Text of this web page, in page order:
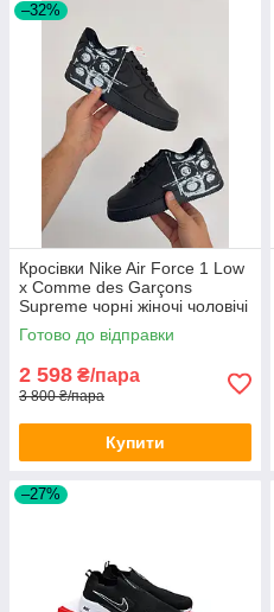
–32%
Кросівки Nike Air Force 1 Low
х Comme des Garçons
Supreme чорні жіночі чоловічі
Готово до відправки
2 598 ₴/пара
3 800 ₴/пара
Купити
–27%